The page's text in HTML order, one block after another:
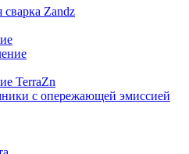
сварка Zandz
TerraZn
с опережающей эмиссией